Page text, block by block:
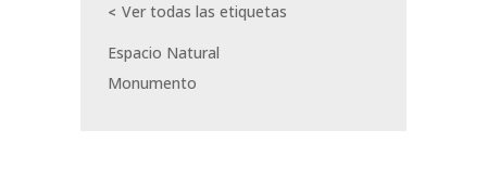
Ver todas las etiquetas
Espacio Natural
Monumento